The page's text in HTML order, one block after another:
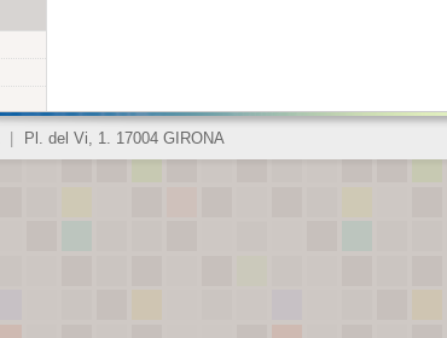
Pl. del Vi, 1. 17004 GIRONA